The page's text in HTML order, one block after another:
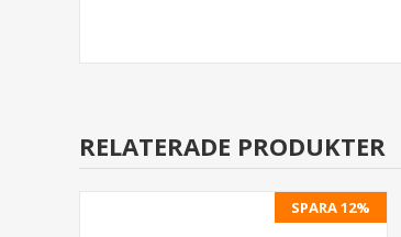
RELATERADE PRODUKTER
SPARA 12%